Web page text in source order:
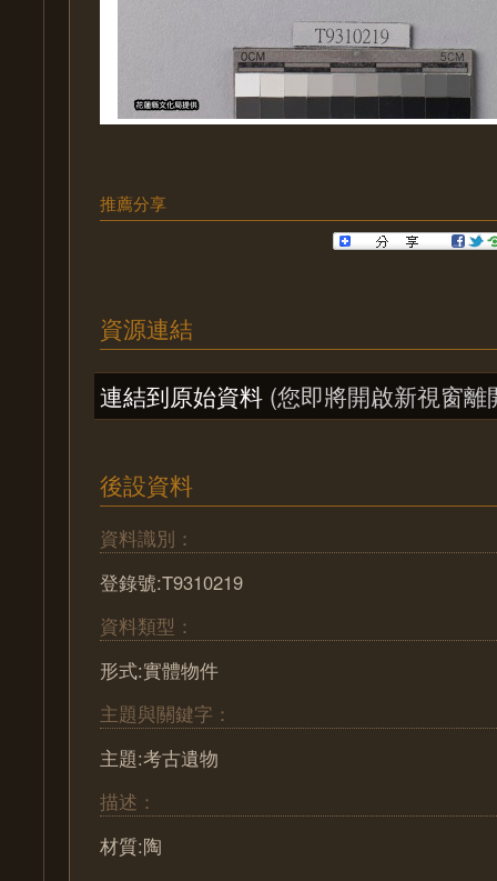
推薦分享
資源連結
連結到原始資料 (您即將開啟新視窗離
後設資料
資料識別：
登錄號:T9310219
資料類型：
形式:實體物件
主題與關鍵字：
主題:考古遺物
描述：
材質:陶